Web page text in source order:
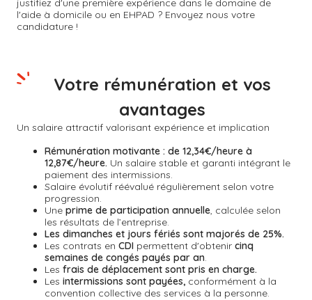
justifiez d'une première expérience dans le domaine de
l'aide à domicile ou en EHPAD ? Envoyez nous votre
candidature !
Un salaire attractif valorisant expérience et implication
Rémunération motivante : de 12,34€/heure à
12,87€/heure. Un salaire stable et garanti intégrant le
paiement des intermissions.
Salaire évolutif réévalué régulièrement selon votre
progression.
Une prime de participation annuelle, calculée selon
les résultats de l’entreprise.
Les dimanches et jours fériés sont majorés de 25%.
Les contrats en CDI permettent d'obtenir cinq
semaines de congés payés par an.
Les frais de déplacement sont pris en charge.
Les intermissions sont payées, conformément à la
convention collective des services à la personne.
Votre rémunération et vos
avantages